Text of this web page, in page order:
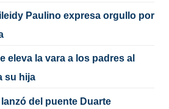
Paulino expresa orgullo por
eleva la vara a los padres al
su hija
del puente Duarte